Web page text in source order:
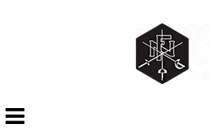
Veksle
navigasjon